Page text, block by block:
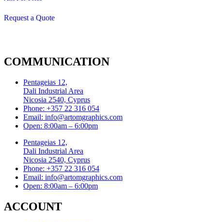
Request a Quote
COMMUNICATION
Pentageias 12,
Dali Industrial Area
Nicosia 2540, Cyprus
Phone: +357 22 316 054
Email: info@artomgraphics.com
Open: 8:00am – 6:00pm
Pentageias 12,
Dali Industrial Area
Nicosia 2540, Cyprus
Phone: +357 22 316 054
Email: info@artomgraphics.com
Open: 8:00am – 6:00pm
ACCOUNT